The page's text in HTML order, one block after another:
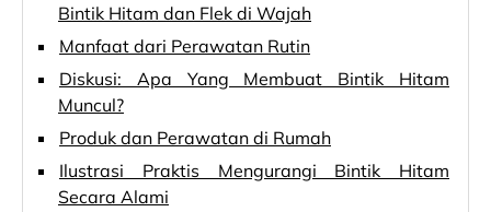
Bintik Hitam dan Flek di Wajah
Manfaat dari Perawatan Rutin
Diskusi: Apa Yang Membuat Bintik Hitam
Muncul?
Produk dan Perawatan di Rumah
Ilustrasi Praktis Mengurangi Bintik Hitam
Secara Alami